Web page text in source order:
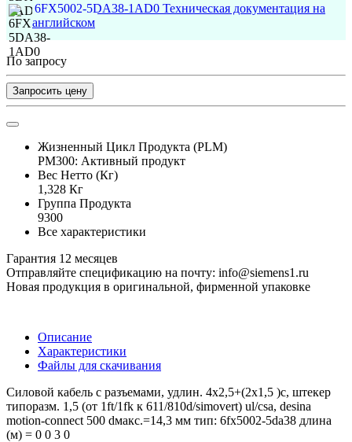
6FX5002-5DA38-1AD0 Техническая документация на
английском
По запросу
Запросить цену
Жизненный Цикл Продукта (PLM)
PM300: Активный продукт
Вес Нетто (Кг)
1,328 Кг
Группа Продукта
9300
Все характеристики
Гарантия 12 месяцев
Отправляйте спецификацию на почту: info@siemens1.ru
Новая продукция в оригинальной, фирменной упаковке
Описание
Характеристики
Файлы для скачивания
Силовой кабель с разъемами, удлин. 4x2,5+(2x1,5 )c, штекер
типоразм. 1,5 (от 1ft/1fk к 611/810d/simovert) ul/csa, desina
motion-connect 500 dмакс.=14,3 мм тип: 6fx5002-5da38 длина
(м) = 0 0 3 0